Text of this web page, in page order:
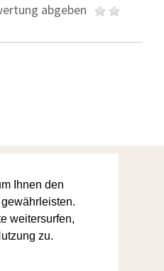
Ihnen den
weitersurfen,
zu.
abgeben
wir